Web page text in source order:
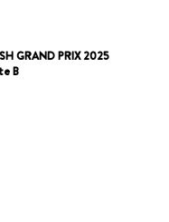
GRAND PRIX 2025
B